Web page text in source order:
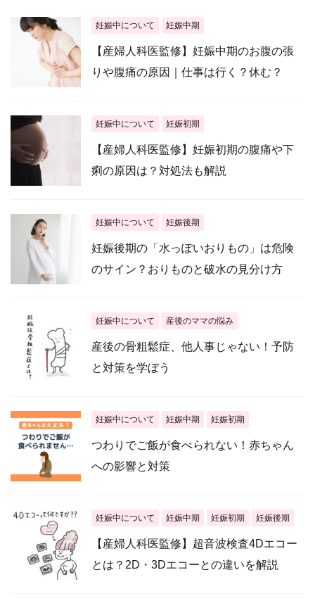
妊娠中について 妊娠中期
【産婦人科医監修】妊娠中期のお腹の張
りや腹痛の原因｜仕事は行く？休む？
妊娠中について 妊娠初期
【産婦人科医監修】妊娠初期の腹痛や下
痢の原因は？対処法も解説
妊娠中について 妊娠後期
妊娠後期の「水っぽいおりもの」は危険
のサイン？おりものと破水の見分け方
妊娠中について 産後のママの悩み
産後の骨粗鬆症、他人事じゃない！予防
と対策を学ぼう
妊娠中について 妊娠中期 妊娠初期
つわりでご飯が食べられない！赤ちゃん
への影響と対策
妊娠中について 妊娠中期 妊娠初期 妊娠後期
【産婦人科医監修】超音波検査4Dエコー
とは？2D・3Dエコーとの違いを解説